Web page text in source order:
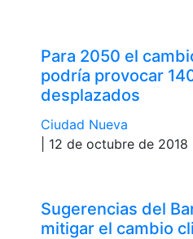
Para 2050 el
podría provocar
desplazados
Ciudad Nueva
| 12 de octubre de 2018
Sugerencias del
mitigar el cambio